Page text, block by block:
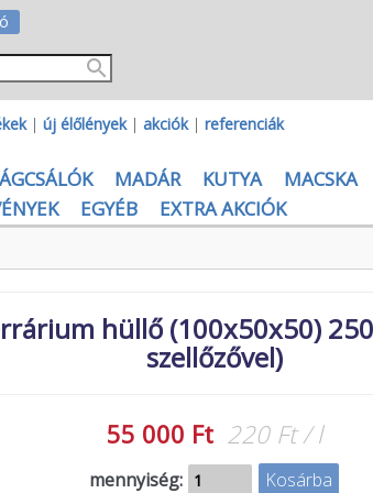
| új élőlények| akciók| referenciák
MADÁR KUTYA
MACSKA
EGYÉB EXTRA AKCIÓK
hüllő (100x50x50)
szellőzővel)
55 000 Ft 220 Ft / l
mennyiség: